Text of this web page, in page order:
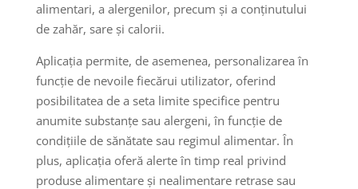
alimentari, a alergenilor, precum și a conținutului
de zahăr, sare și calorii.
Aplicația permite, de asemenea, personalizarea în
funcție de nevoile fiecărui utilizator, oferind
posibilitatea de a seta limite specifice pentru
anumite substanțe sau alergeni, în funcție de
condițiile de sănătate sau regimul alimentar. În
plus, aplicația oferă alerte în timp real privind
produse alimentare și nealimentare retrase sau